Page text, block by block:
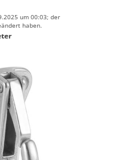
um 00:03; der
haben.